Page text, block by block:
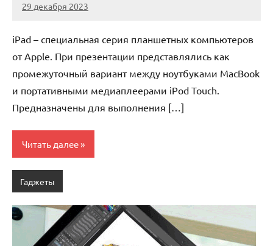
29 декабря 2023
novos_ti_ru
Нет
iPad – специальная серия планшетных компьютеров
от Apple. При презентации представлялись как
промежуточный вариант между ноутбуками MacBook
и портативными медиаплеерами iPod Touch.
Предназначены для выполнения […]
Читать далее
Гаджеты